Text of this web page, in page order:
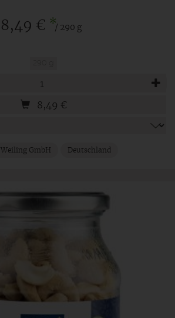
8,49 € */ 290 g
8,49 €
Weiling GmbH Deutschland